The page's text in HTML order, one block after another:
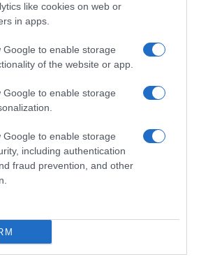
like cookies on web or
in apps.
Google to enable storage
of the website or app.
Google to enable storage
Google to enable storage
including authentication
fraud prevention, and other
Ομάδα
είναι και πώς μπορείτε να
να κάνει τις οδοντιατρικές του
σε νοσοκομείο;
να πάει το παιδί από νωρίς στον